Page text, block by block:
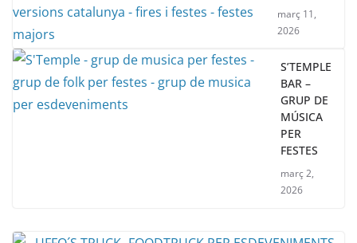
març 11,
2026
S’TEMPLE
BAR –
GRUP DE
MÚSICA
PER
FESTES
març 2,
2026